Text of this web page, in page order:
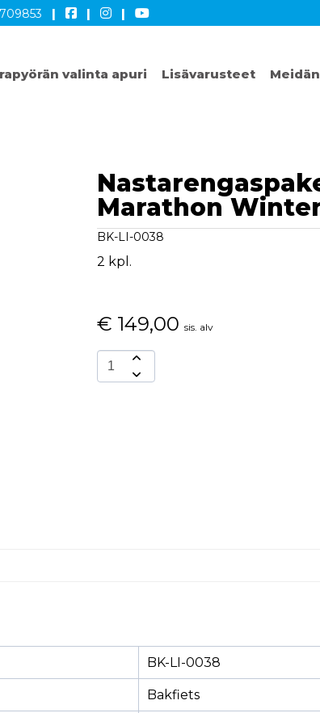
| | |
valinta apuri Lisävarusteet
Marathon
BK-LI-0038
2 kpl.
€ 149,00 sis. alv
BK-LI-0038
Bakfiets